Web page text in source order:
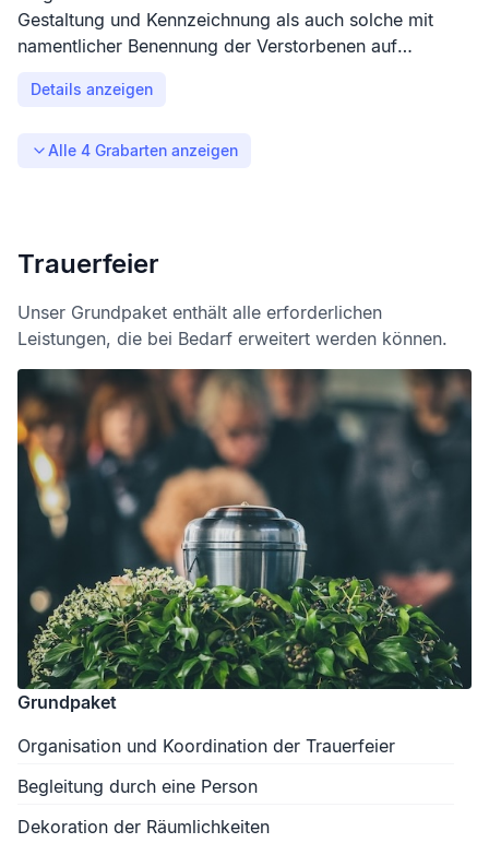
Gestaltung und Kennzeichnung als auch solche mit
namentlicher Benennung der Verstorbenen auf
Details anzeigen
Alle 4 Grabarten anzeigen
Trauerfeier
Unser Grundpaket enthält alle erforderlichen
Leistungen, die bei Bedarf erweitert werden können.
Grundpaket
Organisation und Koordination der Trauerfeier
Begleitung durch eine Person
Dekoration der Räumlichkeiten